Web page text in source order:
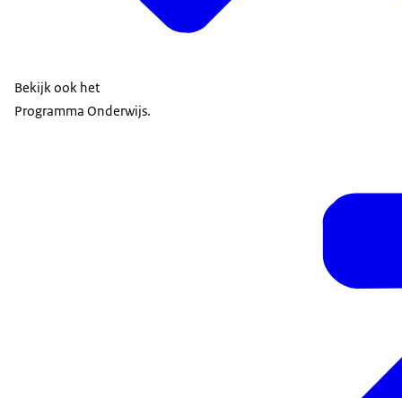
Bekijk ook het
Programma Onderwijs.